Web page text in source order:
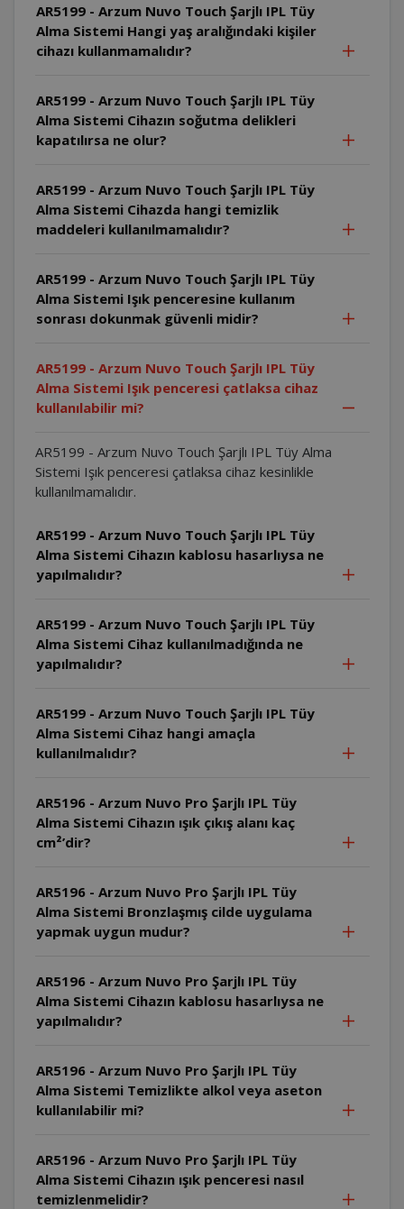
AR5199 - Arzum Nuvo Touch Şarjlı IPL Tüy
Alma Sistemi Hangi yaş aralığındaki kişiler
cihazı kullanmamalıdır?
AR5199 - Arzum Nuvo Touch Şarjlı IPL Tüy
Alma Sistemi Cihazın soğutma delikleri
kapatılırsa ne olur?
AR5199 - Arzum Nuvo Touch Şarjlı IPL Tüy
Alma Sistemi Cihazda hangi temizlik
maddeleri kullanılmamalıdır?
AR5199 - Arzum Nuvo Touch Şarjlı IPL Tüy
Alma Sistemi Işık penceresine kullanım
sonrası dokunmak güvenli midir?
AR5199 - Arzum Nuvo Touch Şarjlı IPL Tüy
Alma Sistemi Işık penceresi çatlaksa cihaz
kullanılabilir mi?
AR5199 - Arzum Nuvo Touch Şarjlı IPL Tüy Alma
Sistemi Işık penceresi çatlaksa cihaz kesinlikle
kullanılmamalıdır.
AR5199 - Arzum Nuvo Touch Şarjlı IPL Tüy
Alma Sistemi Cihazın kablosu hasarlıysa ne
yapılmalıdır?
AR5199 - Arzum Nuvo Touch Şarjlı IPL Tüy
Alma Sistemi Cihaz kullanılmadığında ne
yapılmalıdır?
AR5199 - Arzum Nuvo Touch Şarjlı IPL Tüy
Alma Sistemi Cihaz hangi amaçla
kullanılmalıdır?
AR5196 - Arzum Nuvo Pro Şarjlı IPL Tüy
Alma Sistemi Cihazın ışık çıkış alanı kaç
cm²’dir?
AR5196 - Arzum Nuvo Pro Şarjlı IPL Tüy
Alma Sistemi Bronzlaşmış cilde uygulama
yapmak uygun mudur?
AR5196 - Arzum Nuvo Pro Şarjlı IPL Tüy
Alma Sistemi Cihazın kablosu hasarlıysa ne
yapılmalıdır?
AR5196 - Arzum Nuvo Pro Şarjlı IPL Tüy
Alma Sistemi Temizlikte alkol veya aseton
kullanılabilir mi?
AR5196 - Arzum Nuvo Pro Şarjlı IPL Tüy
Alma Sistemi Cihazın ışık penceresi nasıl
temizlenmelidir?